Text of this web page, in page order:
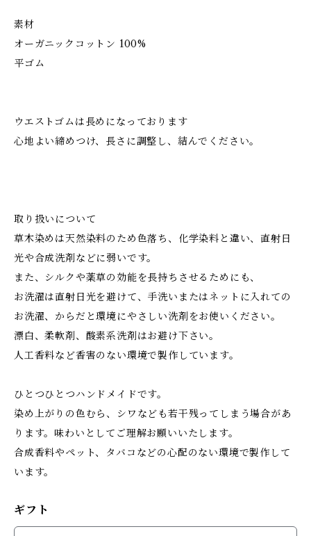
素材
オーガニックコットン 100%
平ゴム
ウエストゴムは長めになっております
心地よい締めつけ、長さに調整し、結んでください。
取り扱いについて
草木染めは天然染料のため色落ち、化学染料と違い、直射日
光や合成洗剤などに弱いです。
また、シルクや薬草の効能を長持ちさせるためにも、
お洗濯は直射日光を避けて、手洗いまたはネットに入れての
お洗濯、からだと環境にやさしい洗剤をお使いください。
漂白、柔軟剤、酸素系洗剤はお避け下さい。
人工香料など香害のない環境で製作しています。
ひとつひとつハンドメイドです。
染め上がりの色むら、シワなども若干残ってしまう場合があ
ります。味わいとしてご理解お願いいたします。
合成香料やペット、タバコなどの心配のない環境で製作して
います。
ギフト